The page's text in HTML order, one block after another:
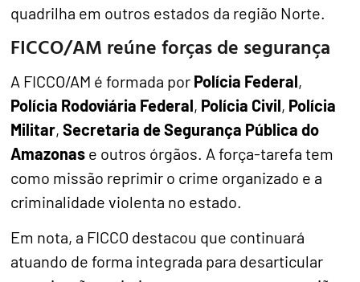
quadrilha em outros estados da região Norte.
FICCO/AM reúne forças de segurança
A FICCO/AM é formada por Polícia Federal,
Polícia Rodoviária Federal, Polícia Civil, Polícia
Militar,Secretaria de Segurança Pública do
Amazonas e outros órgãos. A força-tarefa tem
como missão reprimir o crime organizado e a
criminalidade violenta no estado.
Em nota, a FICCO destacou que continuará
atuando de forma integrada para desarticular